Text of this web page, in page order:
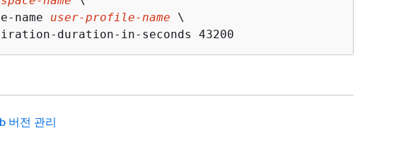
name user-profile-name \
duration-in-seconds 43200
버전 관리